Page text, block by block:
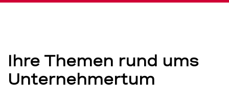
Ihre Themen rund ums
Unternehmertum